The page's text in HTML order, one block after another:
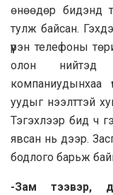
өнөөдөр бидэнд
тулж байсан.
үүрэн телефоны
олон нийтэд
компаниудынхаа
уудыг нээлттэй
Тэгэхлээр бид ч
явсан нь дээр.
бодлого барьж
-Зам тээвэр,